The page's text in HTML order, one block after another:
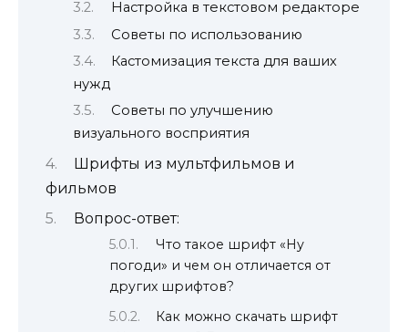
Настройка в текстовом редакторе
Советы по использованию
Кастомизация текста для ваших
нужд
Советы по улучшению
визуального восприятия
Шрифты из мультфильмов и
фильмов
Вопрос-ответ:
Что такое шрифт «Ну
погоди» и чем он отличается от
других шрифтов?
Как можно скачать шрифт